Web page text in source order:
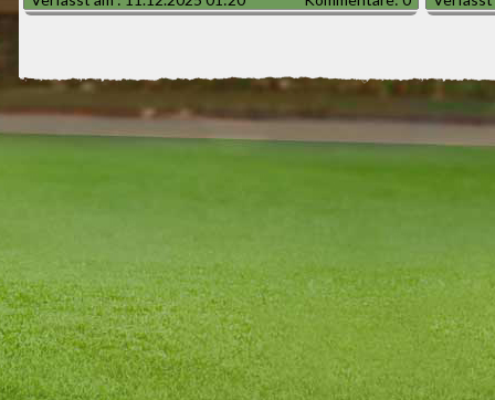
Ballzauberer.
Doch da bekanntermaßen jedes Ende auch immer einen
Anfang darstellt, wurde für die fernere Zukunft auch
wieder eine schlagfertige Mannschaft in Stellung
gebracht. Auf dem Papier hat sie das Potential, ihre
Vorgänger noch in den Schatten zu stellen, doch wir
Halbglatzen-Doppelhausen" umbenannt und trägt
fortan die Bezeichnung "FC Gurkenwassers
Tausendsassas". Über die genauen Gründe des
Rebrandings kann nur spekuliert werden.
Gurkenwasser selbst jedenfalls war zu keinem
stichhaltigen Statement zu bewegen. Neben so
manchem Kauderwelsch fiel nur das Wort
Wimpel
3.Chris
7.BSC
SG
9.SGE
10.As
17.FC